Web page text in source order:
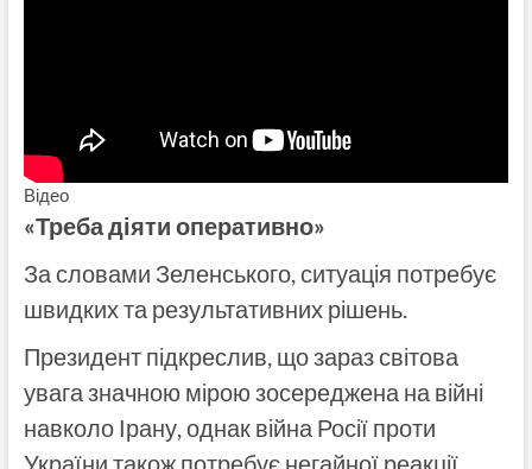
Відео
«Треба діяти оперативно»
За словами Зеленського, ситуація потребує
швидких та результативних рішень.
Президент підкреслив, що зараз світова
увага значною мірою зосереджена на війні
навколо Ірану, однак війна Росії проти